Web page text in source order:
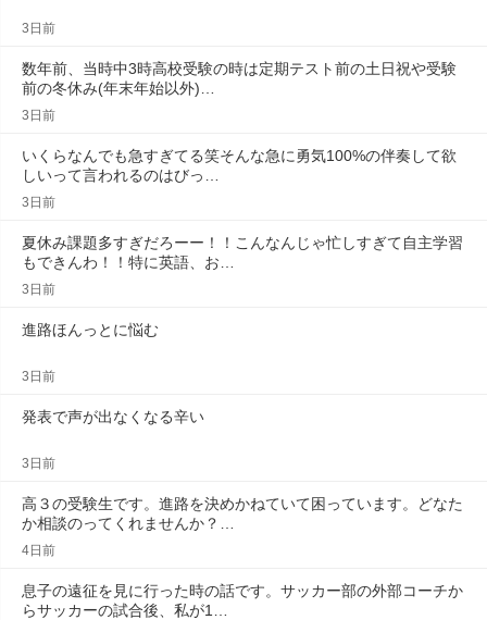
3日前
数年前、当時中3時高校受験の時は定期テスト前の土日祝や受験
前の冬休み(年末年始以外)…
3日前
いくらなんでも急すぎてる笑そんな急に勇気100%の伴奏して欲
しいって言われるのはびっ…
3日前
夏休み課題多すぎだろーー！！こんなんじゃ忙しすぎて自主学習
もできんわ！！特に英語、お…
3日前
進路ほんっとに悩む
3日前
発表で声が出なくなる辛い
3日前
高３の受験生です。進路を決めかねていて困っています。どなた
か相談のってくれませんか？…
4日前
息子の遠征を見に行った時の話です。サッカー部の外部コーチか
らサッカーの試合後、私が1…